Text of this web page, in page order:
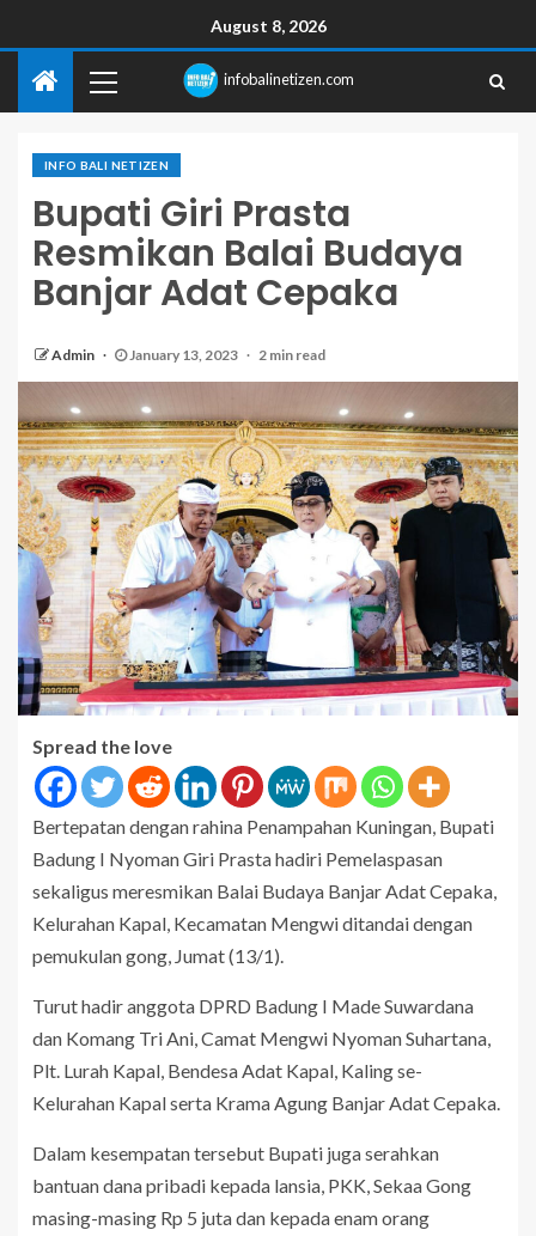
August 8, 2026
infobalinetizen.com
INFO BALI NETIZEN
Bupati Giri Prasta
Resmikan Balai Budaya
Banjar Adat Cepaka
Admin January 13, 2023 2 min read
Spread the love
Bertepatan dengan rahina Penampahan Kuningan, Bupati
Badung I Nyoman Giri Prasta hadiri Pemelaspasan
sekaligus meresmikan Balai Budaya Banjar Adat Cepaka,
Kelurahan Kapal, Kecamatan Mengwi ditandai dengan
pemukulan gong, Jumat (13/1).
Turut hadir anggota DPRD Badung I Made Suwardana
dan Komang Tri Ani, Camat Mengwi Nyoman Suhartana,
Plt. Lurah Kapal, Bendesa Adat Kapal, Kaling se-
Kelurahan Kapal serta Krama Agung Banjar Adat Cepaka.
Dalam kesempatan tersebut Bupati juga serahkan
bantuan dana pribadi kepada lansia, PKK, Sekaa Gong
masing-masing Rp 5 juta dan kepada enam orang